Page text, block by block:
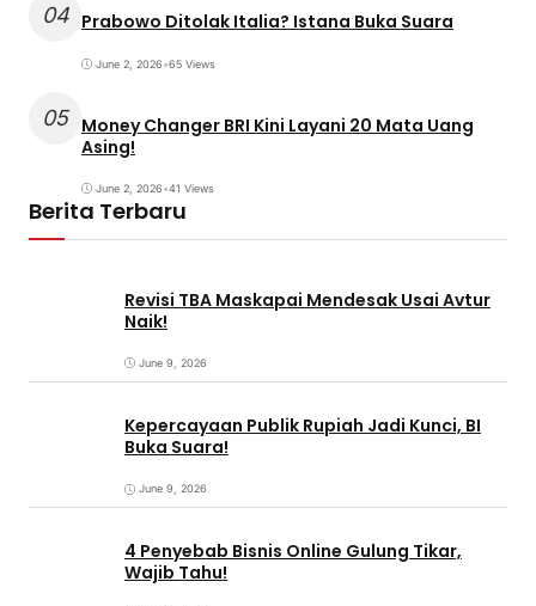
04 Prabowo Ditolak Italia? Istana Buka Suara
June 2, 2026•65 Views
05 Money Changer BRI Kini Layani 20 Mata Uang
Asing!
June 2, 2026•41 Views
Berita Terbaru
Revisi TBA Maskapai Mendesak Usai Avtur
Naik!
June 9, 2026
Kepercayaan Publik Rupiah Jadi Kunci, BI
Buka Suara!
June 9, 2026
4 Penyebab Bisnis Online Gulung Tikar,
Wajib Tahu!